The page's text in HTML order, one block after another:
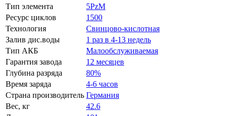
Тип элемента
5PzM
Ресурс циклов
1500
Технология
Свинцово-кислотная
Залив дис.воды
1 раз в 4-13 недель
Тип АКБ
Малообслуживаемая
Гарантия завода
12 месяцев
Глубина разряда
80%
Время заряда
4-6 часов
Страна производитель Германия
Вес, кг
42.6